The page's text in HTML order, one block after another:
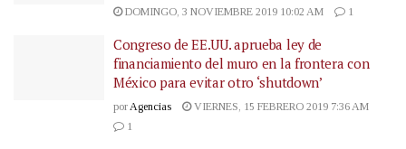
DOMINGO, 3 NOVIEMBRE 2019 10:02 AM
1
Congreso de EE.UU. aprueba ley de
financiamiento del muro en la frontera con
México para evitar otro ‘shutdown’
porAgencias
VIERNES, 15 FEBRERO 2019 7:36 AM
1